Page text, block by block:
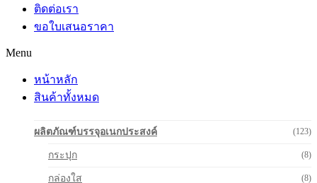
ติดต่อเรา
ขอใบเสนอราคา
Menu
หน้าหลัก
สินค้าทั้งหมด
ผลิตภัณฑ์บรรจุอเนกประสงค์ (123)
กระปุก (8)
กล่องใส (8)